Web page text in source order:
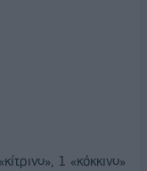
1 «κόκκινο»